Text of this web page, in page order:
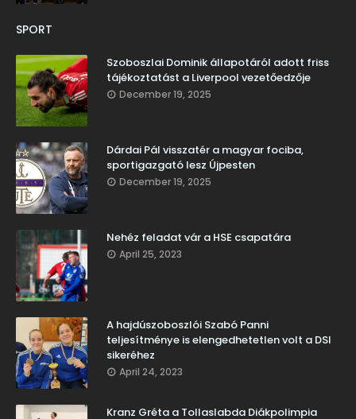
SPORT
Szoboszlai Dominik állapotáról adott friss
tájékoztatást a Liverpool vezetőedzője
December 19, 2025
Dárdai Pál visszatér a magyar fociba,
sportigazgató lesz Újpesten
December 19, 2025
Nehéz feladat vár a HSE csapatára
April 25, 2023
A hajdúszoboszlói Szabó Panni
teljesítménye is elengedhetetlen volt a DSI
sikeréhez
April 24, 2023
Kranz Gréta a Tollaslabda Diákpolimpia